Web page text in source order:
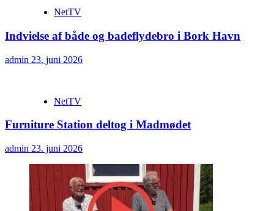
NetTV
Indvielse af både og badeflydebro i Bork Havn
admin 23. juni 2026
NetTV
Furniture Station deltog i Madmødet
admin 23. juni 2026